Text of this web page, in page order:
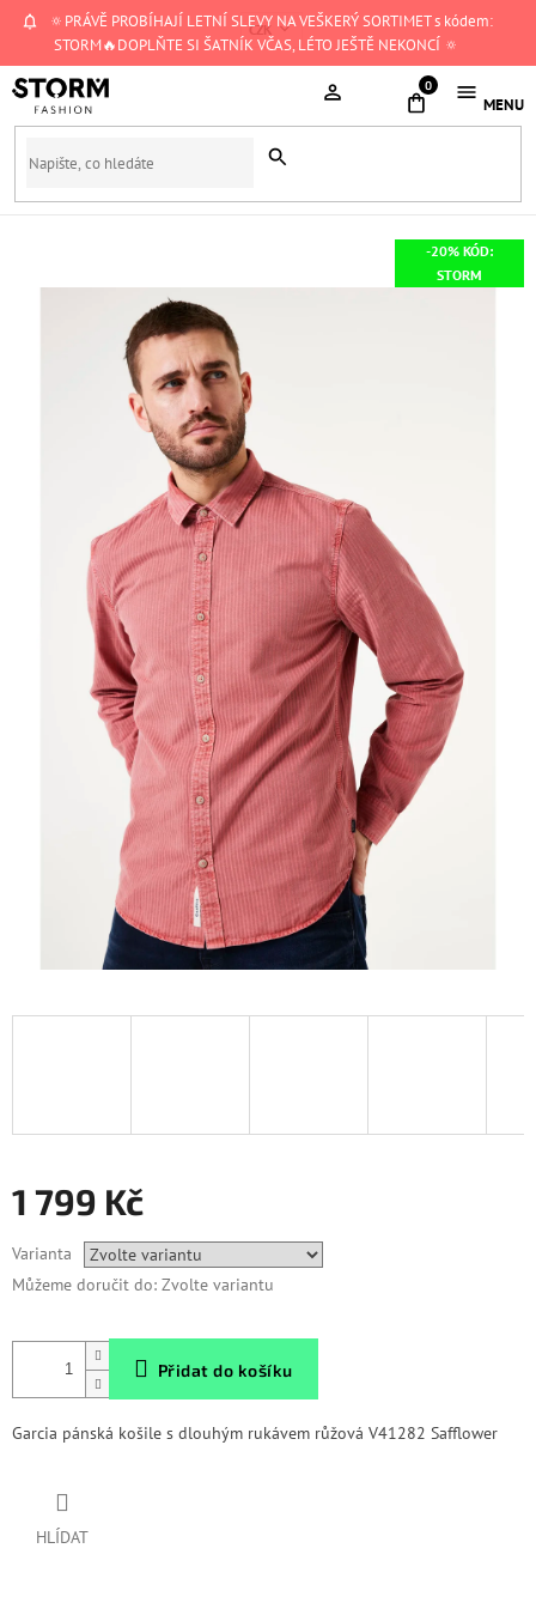
Přejít
🔅PRÁVĚ PROBÍHAJÍ LETNÍ SLEVY NA VEŠKERÝ SORTIMET s kódem:
STORM🔥DOPLŇTE SI ŠATNÍK VČAS, LÉTO JEŠTĚ NEKONCÍ 🔅
CZK
NÁKUPNÍ
-20% KÓD:
STORM
1 799 Kč
cena:
Varianta
Můžeme doručit do: Zvolte variantu
Přidat do košíku
Garcia pánská košile s dlouhým rukávem růžová V41282 Safflower
HLÍDAT